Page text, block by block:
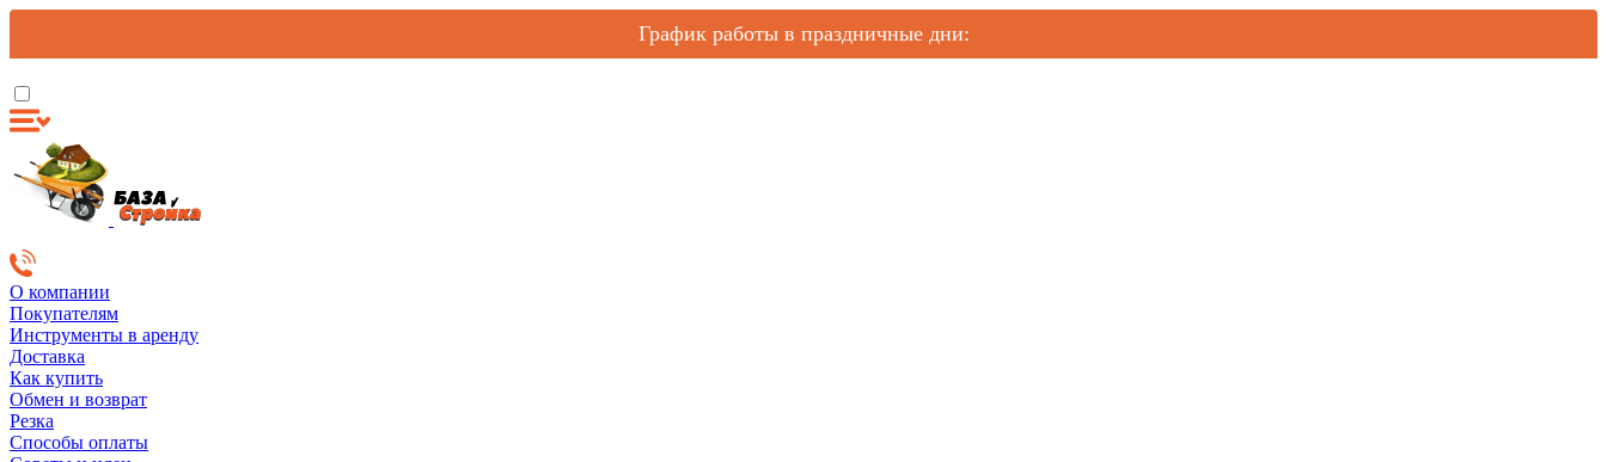
График работы в праздничные дни:
О компании
Покупателям
Инструменты в аренду
Доставка
Как купить
Обмен и возврат
Резка
Способы оплаты